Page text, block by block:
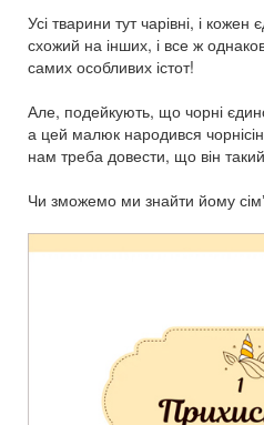
Усі тварини тут чарівні, і
схожий на інших, і все ж
самих особливих істот!
Але, подейкують, що чорні
а цей малюк народився
нам треба довести, що він
Чи зможемо ми знайти йому